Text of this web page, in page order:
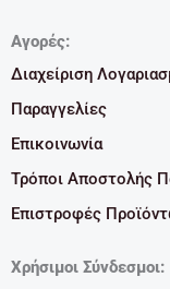
Αγορές:
Διαχείριση
Παραγγελίες
Επικοινωνία
Τρόποι Αποστολής
Επιστροφές
Χρήσιμοι Σύνδεσμοι: